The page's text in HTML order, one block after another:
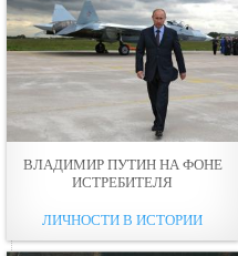
ВЛАДИМИР ПУТИН НА ФОНЕ
ИСТРЕБИТЕЛЯ
ЛИЧНОСТИ В ИСТОРИИ